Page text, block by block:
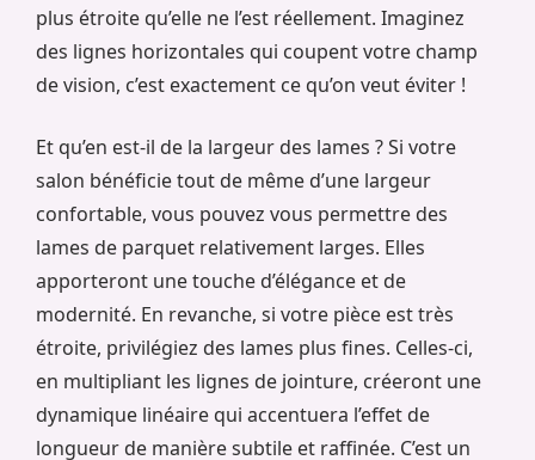
plus étroite qu’elle ne l’est réellement. Imaginez
des lignes horizontales qui coupent votre champ
de vision, c’est exactement ce qu’on veut éviter !
Et qu’en est-il de la largeur des lames ? Si votre
salon bénéficie tout de même d’une largeur
confortable, vous pouvez vous permettre des
lames de parquet relativement larges. Elles
apporteront une touche d’élégance et de
modernité. En revanche, si votre pièce est très
étroite, privilégiez des lames plus fines. Celles-ci,
en multipliant les lignes de jointure, créeront une
dynamique linéaire qui accentuera l’effet de
longueur de manière subtile et raffinée. C’est un